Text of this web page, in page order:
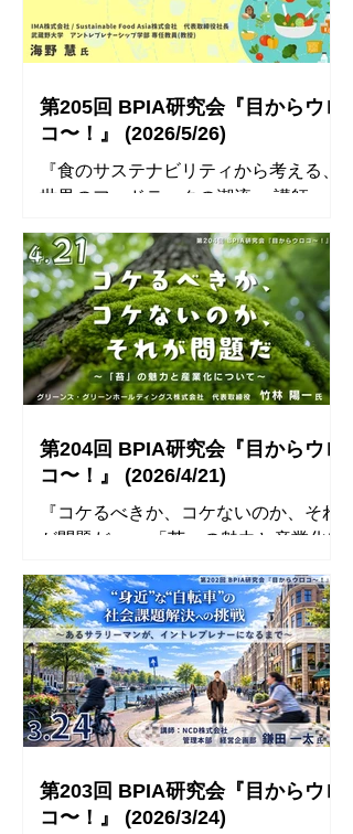
加表明をいただいた方には、後日、開
催情報(URL等)をお送りします
【Zoom開催にあたっての注意事項】
※ 表示名は「氏名」にしてください。
受付時にお申込者リストと照
ステイナブルに生み出す場づくりの歩
みと挑戦』 日時 2026年6月30日
（火） 18:00〜 アクセス可 18:15〜
20:00 研究会 講師 櫻井 翼 (さくらい つ
ばさ)氏 株式会社Social Impact 代表
弦本ビル株式会社 CPO (Chief
Philosophy Officer) 申込方法 BPIA会員
以外の方も参加できます。 事前のお申
Facebookイベントページよりお申込
みください。 開催方法 Zoom ※参加表
明をいただいた方には、後日、開催情
報(URL等)をお送りします 【Zoom開
催にあたっての注意事項】 ※ 表示名
は「氏名」にしてください。 受付時
にお申込者リストと照合するため、お
第205回 BPIA研究会『目からウロ
コ〜！』 (2026/5/26)
『食のサステナビリティから考える、
世界のフードテックの潮流』 講師：
株式会社 代表取締役社長 武蔵野大
学 アントレプレナーシップ学部 専任
教員 (教授) 海野 慧 氏 ◾️ 開催概要◾️ タイ
トル 『食のサステナビリティから考え
る、世界のフードテックの潮流』 日時
2026年5月26日（火） 18:00〜 アクセ
ス可 18:15〜20:00 研究会 講師 海野 慧
(うみの さとし) 氏 IMA株式会社 /
Sustainable Food Asia株式会社 代表取
締役社長 武蔵野大学 アントレプレナ
ーシップ学部 専任教員 (教授) 申込方法
BPIA会員以外の方も参加できます。
ームまたはFacebookイベントページ
よりお申込みください。 開催方法
Zoom ※参加表明をいただいた方に
は、後日、開催情報(URL等)をお送り
します 【Zoom開催にあたっての注意
事項】 ※ 表示名は「氏名」にしてく
ださい。 受付時にお申込者リストと
照合するため、
第204回 BPIA研究会『目からウロ
コ〜！』 (2026/4/21)
『コケるべきか、コケないのか、それ
が問題だ 〜「苔」の魅力と産業化に
ーンホールディングス株式会社 代表取
締役 竹林 陽一 氏 ◾️ 開催レポート ◾️ 参
加者のコメント ⚫︎ 講話を聞くまでは
「苔」からビジネスへの翻訳イメージ
が持てずにいましたが、その実態は
「徹底したオペレーション設計の話」
であったことが衝撃でした。 また、第
200回記念講演での「流動性知能」
「結晶性知能」の概念を踏まえ、「人
間＝変化に適応する流動性知能」「自
第203回 BPIA研究会『目からウロ
コ〜！』 (2026/3/24)